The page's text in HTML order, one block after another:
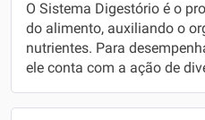
O Sistema Digestório é o
do alimento, auxiliando o
nutrientes. Para
ele conta com a ação de